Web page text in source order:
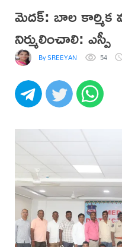
మెదక్: బాల కార్మిక
నిర్ములించాలి: ఎస్పీ
By SREEYAN 54